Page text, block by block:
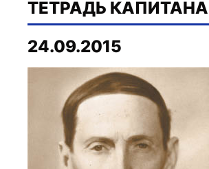
ТЕТРАДЬ КАПИТАНА
24.09.2015